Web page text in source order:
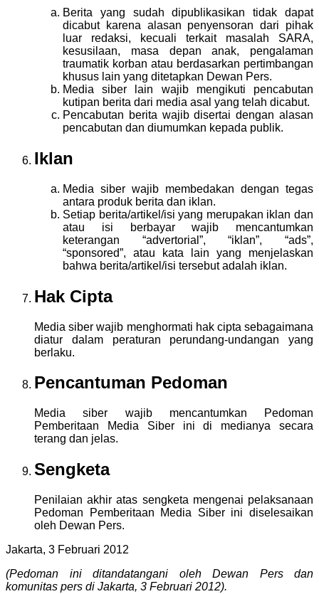
Berita yang sudah dipublikasikan tidak dapat
dicabut karena alasan penyensoran dari pihak
luar redaksi, kecuali terkait masalah SARA,
kesusilaan, masa depan anak, pengalaman
traumatik korban atau berdasarkan pertimbangan
khusus lain yang ditetapkan Dewan Pers.
Media siber lain wajib mengikuti pencabutan
kutipan berita dari media asal yang telah dicabut.
Pencabutan berita wajib disertai dengan alasan
pencabutan dan diumumkan kepada publik.
Iklan
Media siber wajib membedakan dengan tegas
antara produk berita dan iklan.
Setiap berita/artikel/isi yang merupakan iklan dan
atau isi berbayar wajib mencantumkan
keterangan “advertorial”, “iklan”, “ads”,
“sponsored”, atau kata lain yang menjelaskan
bahwa berita/artikel/isi tersebut adalah iklan.
Hak Cipta
Media siber wajib menghormati hak cipta sebagaimana
diatur dalam peraturan perundang-undangan yang
berlaku.
Pencantuman Pedoman
Media siber wajib mencantumkan Pedoman
Pemberitaan Media Siber ini di medianya secara
terang dan jelas.
Sengketa
Penilaian akhir atas sengketa mengenai pelaksanaan
Pedoman Pemberitaan Media Siber ini diselesaikan
oleh Dewan Pers.
Jakarta, 3 Februari 2012
(Pedoman ini ditandatangani oleh Dewan Pers dan
komunitas pers di Jakarta, 3 Februari 2012).